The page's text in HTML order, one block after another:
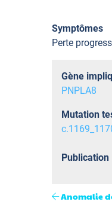
Symptômes
Perte
Gène
PNPLA8
Mutation
Publication
Anomalie